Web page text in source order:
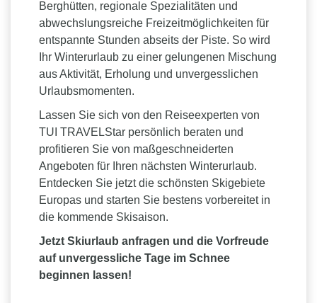
Berghütten, regionale Spezialitäten und
abwechslungsreiche Freizeitmöglichkeiten für
entspannte Stunden abseits der Piste. So wird
Ihr Winterurlaub zu einer gelungenen Mischung
aus Aktivität, Erholung und unvergesslichen
Urlaubsmomenten.
Lassen Sie sich von den Reiseexperten von
TUI TRAVELStar persönlich beraten und
profitieren Sie von maßgeschneiderten
Angeboten für Ihren nächsten Winterurlaub.
Entdecken Sie jetzt die schönsten Skigebiete
Europas und starten Sie bestens vorbereitet in
die kommende Skisaison.
Jetzt Skiurlaub anfragen und die Vorfreude
auf unvergessliche Tage im Schnee
beginnen lassen!